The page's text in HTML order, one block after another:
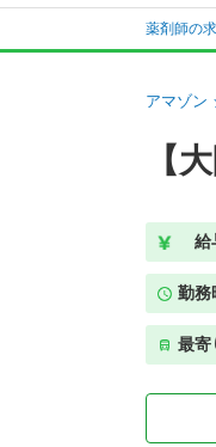
薬剤師の
アマゾン
【
給
勤務
最寄